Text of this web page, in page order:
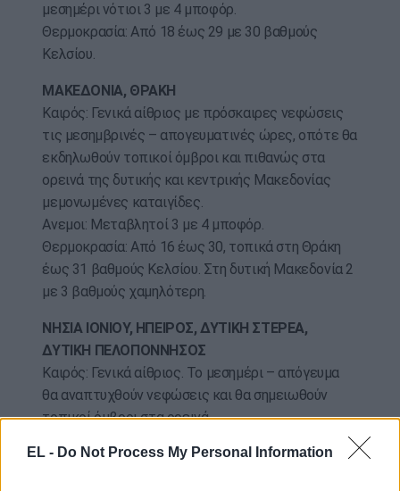
EL - Do Not Process My Personal Information
μεσημέρι νότιοι 3 με 4 μποφόρ.
Θερμοκρασία: Από 18 έως 29 με 30 βαθμούς
Κελσίου.
ΜΑΚΕΔΟΝΙΑ, ΘΡΑΚΗ
Καιρός: Γενικά αίθριος με πρόσκαιρες νεφώσεις
τις μεσημβρινές – απογευματινές ώρες, οπότε θα
εκδηλωθούν τοπικοί όμβροι και πιθανώς στα
ορεινά της δυτικής και κεντρικής Μακεδονίας
μεμονωμένες καταιγίδες.
Ανεμοι: Μεταβλητοί 3 με 4 μποφόρ.
Θερμοκρασία: Από 16 έως 30, τοπικά στη Θράκη
έως 31 βαθμούς Κελσίου. Στη δυτική Μακεδονία 2
με 3 βαθμούς χαμηλότερη.
ΝΗΣΙΑ ΙΟΝΙΟΥ, ΗΠΕΙΡΟΣ, ΔΥΤΙΚΗ ΣΤΕΡΕΑ,
ΔΥΤΙΚΗ ΠΕΛΟΠΟΝΝΗΣΟΣ
Καιρός: Γενικά αίθριος. Το μεσημέρι – απόγευμα
θα αναπτυχθούν νεφώσεις και θα σημειωθούν
τοπικοί όμβροι στα ορεινά.
Θερμοκρασία: Από 18 έως 29, τοπικά στα